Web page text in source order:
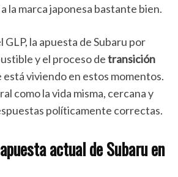
la marca japonesa bastante bien.
GLP, la apuesta de Subaru por
y el proceso detransición
está viviendo en estos momentos.
como la vida misma, cercana y
políticamente correctas.
actual de Subaru en